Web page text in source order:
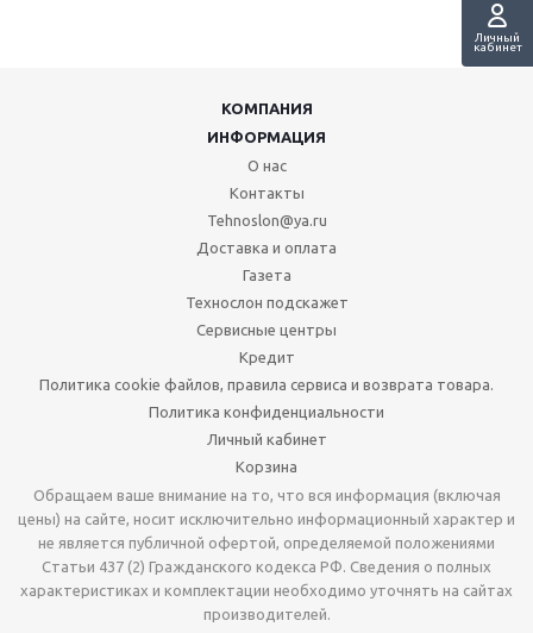
Личный
кабинет
КОМПАНИЯ
ИНФОРМАЦИЯ
О нас
Контакты
Tehnoslon@ya.ru
Доставка и оплата
Газета
Технослон подскажет
Сервисные центры
Кредит
Политика cookie файлов, правила сервиса и возврата товара.
Политика конфиденциальности
Личный кабинет
Корзина
Обращаем ваше внимание на то, что вся информация (включая
цены) на сайте, носит исключительно информационный характер и
не является публичной офертой, определяемой положениями
Статьи 437 (2) Гражданского кодекса РФ. Сведения о полных
характеристиках и комплектации необходимо уточнять на сайтах
производителей.